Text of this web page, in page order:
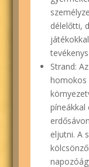
délelőtti,
Strand:
homokos
píneákkal
eljutni. A